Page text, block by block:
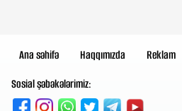
Ana səhifə Haqqımızda Reklam
Sosial şəbəkələrimiz: